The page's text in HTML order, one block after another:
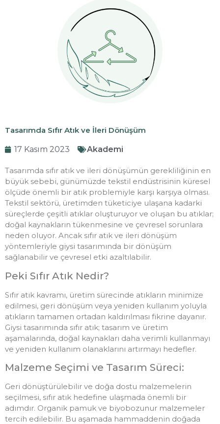
Tasarımda Sıfır Atık ve İleri Dönüşüm
17 Kasım 2023 Akademi
Tasarımda sıfır atık ve ileri dönüşümün gerekliliğinin en
büyük sebebi, günümüzde tekstil endüstrisinin küresel
ölçüde önemli bir atık problemiyle karşı karşıya olması.
Tekstil sektörü, üretimden tüketiciye ulaşana kadarki
süreçlerde çeşitli atıklar oluşturuyor ve oluşan bu atıklar;
doğal kaynakların tükenmesine ve çevresel sorunlara
neden oluyor. Ancak sıfır atık ve ileri dönüşüm
yöntemleriyle giysi tasarımında bir dönüşüm
sağlanabilir ve çevresel etki azaltılabilir.
Peki Sıfır Atık Nedir?
Sıfır atık kavramı, üretim sürecinde atıkların minimize
edilmesi, geri dönüşüm veya yeniden kullanım yoluyla
atıkların tamamen ortadan kaldırılması fikrine dayanır.
Giysi tasarımında sıfır atık; tasarım ve üretim
aşamalarında, doğal kaynakları daha verimli kullanmayı
ve yeniden kullanım olanaklarını artırmayı hedefler.
Malzeme Seçimi ve Tasarım Süreci:
Geri dönüştürülebilir ve doğa dostu malzemelerin
seçilmesi, sıfır atık hedefine ulaşmada önemli bir
adımdır. Organik pamuk ve biyobozunur malzemeler
tercih edilebilir. Bu aşamada hammaddenin doğada